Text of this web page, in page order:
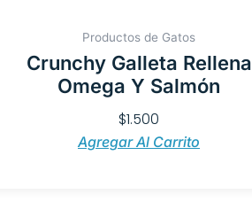
Productos de Gatos
Crunchy Galleta Rellena
Omega Y Salmón
$1.500
Agregar Al Carrito